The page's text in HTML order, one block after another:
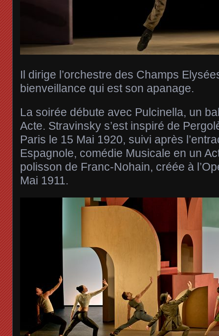
Il dirige l’orchestre des Champs
bienveillance qui est son apanage.
La soirée débute avec Pulcinella, un
Acte. Stravinsky s’est inspiré de
Paris le 15 Mai 1920, suivi après
Espagnole, comédie Musicale en un
polisson de Franc-Nohain, créée à
Mai 1911.